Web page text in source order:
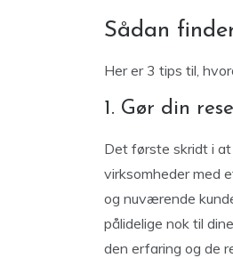
Sådan
Her er 3 tips til,
1. Gør din
Det første skridt i
virksomheder med
og nuværende
pålidelige nok til
den erfaring og de